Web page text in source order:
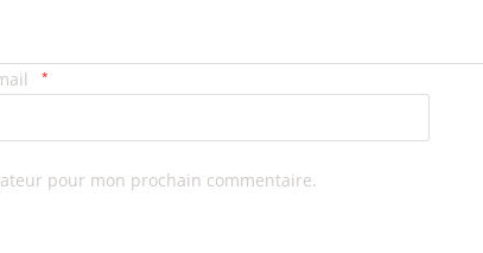
*
pour mon prochain commentaire.